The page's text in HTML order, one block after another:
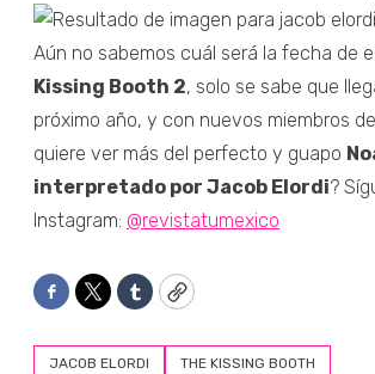
Aún no sabemos cuál será la fecha de
Kissing Booth 2, solo se sabe que
próximo año, y con nuevos miembros
quiere ver más del perfecto y guapo
interpretado por Jacob Elordi?
Instagram: @revistatumexico
Facebook
TwitterTumblrCopy
JACOB ELORDI THE KISSING BOOTH